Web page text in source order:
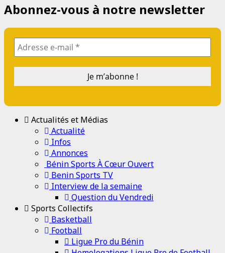
Abonnez-vous à notre newsletter
Actualités et Médias
Actualité
Infos
Annonces
Bénin Sports À Cœur Ouvert
Benin Sports TV
Interview de la semaine
Question du Vendredi
Sports Collectifs
Basketball
Football
Ligue Pro du Bénin